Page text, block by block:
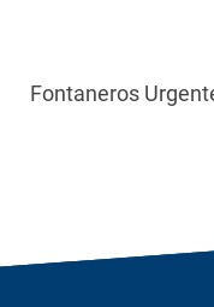
Fontaneros